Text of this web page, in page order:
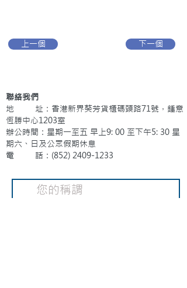
上一個 下一個
聯絡我們
地 址：香港新界葵芳貨櫃碼頭路71號，鍾意
恆勝中心1203室
辦公時間：星期一至五 早上9: 00 至下午5: 30 星
期六、日及公眾假期休息
電 話：(852) 2409-1233